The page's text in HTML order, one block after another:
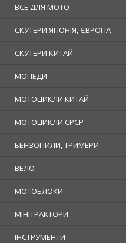
ВСЕ ДЛЯ МОТО
СКУТЕРИ ЯПОНІЯ, ЄВРОПА
СКУТЕРИ КИТАЙ
МОПЕДИ
МОТОЦИКЛИ КИТАЙ
МОТОЦИКЛИ СРСР
БЕНЗОПИЛИ, ТРИМЕРИ
ВЕЛО
МОТОБЛОКИ
МІНІТРАКТОРИ
ІНСТРУМЕНТИ